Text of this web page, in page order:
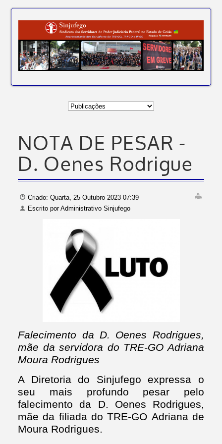
NOTA DE PESAR -
D. Oenes Rodrigue
Criado: Quarta, 25 Outubro 2023 07:39
Escrito porAdministrativo Sinjufego
Falecimento da D. Oenes Rodrigues,
mãe da servidora do TRE-GO Adriana
Moura Rodrigues
A Diretoria do Sinjufego expressa o
seu mais profundo pesar pelo
falecimento da D. Oenes Rodrigues,
mãe da filiada do TRE-GO Adriana de
Moura Rodrigues.